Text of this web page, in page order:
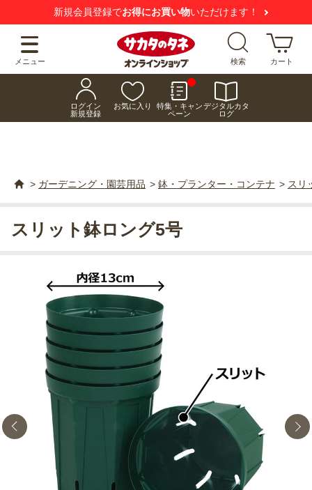
新規会員登録でお得にお買い物いただけます！
メニュー 検索 カート
ログイン
新規登録
お気に入り
特集・キャン
ペーン
デジタルカタ
ログ
> ガーデニング・園芸用品 > 鉢・プランター・コンテナ > スリ
スリット鉢ロング5号